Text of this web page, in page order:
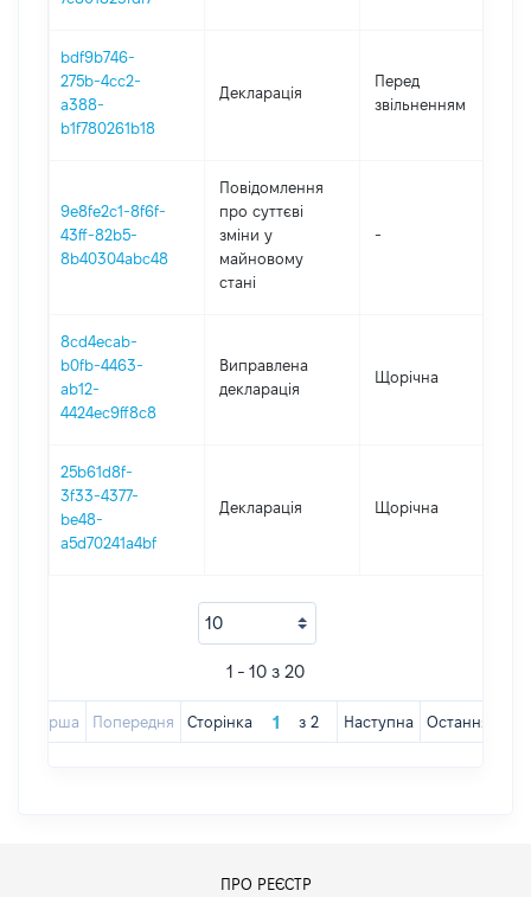
bdf9b746-
275b-4cc2-
a388-
b1f780261b18
Декларація
Перед
звільненням
9e8fe2c1-8f6f-
43ff-82b5-
8b40304abc48
Повідомлення
про суттєві
зміни y
майновому
стані
-
8cd4ecab-
b0fb-4463-
ab12-
4424ec9ff8c8
Виправлена
декларація
Щорічна
25b61d8f-
3f33-4377-
be48-
a5d70241a4bf
Декларація Щорічна
1 - 10 з 20
Перша Попередня Сторінка з 2 Наступна Остання
ПРО РЕЄСТР